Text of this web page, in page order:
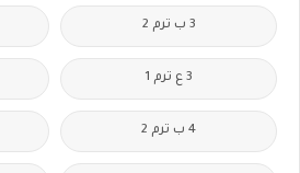
3 ب ترم 2
3 ع ترم 1
4 ب ترم 2